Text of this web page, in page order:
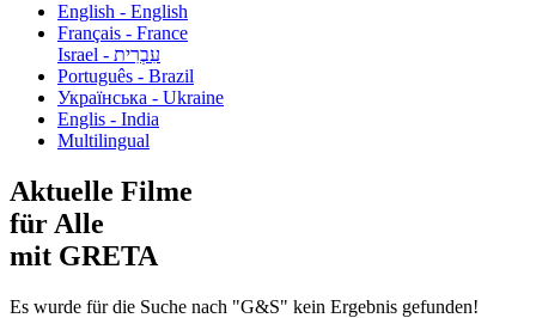
English - English
Français - France
עִבְרִית - Israel
Português - Brazil
Українська - Ukraine
Englis - India
Multilingual
Aktuelle Filme
für Alle
mit GRETA
Es wurde für die Suche nach "G&S" kein Ergebnis gefunden!